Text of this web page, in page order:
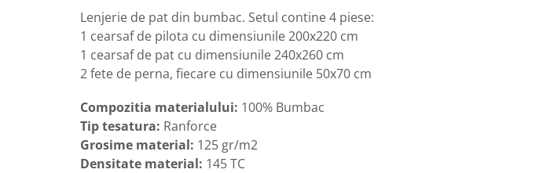
Lenjerie de pat din bumbac. Setul contine 4 piese:
1 cearsaf de pilota cu dimensiunile 200x220 cm
1 cearsaf de pat cu dimensiunile 240x260 cm
2 fete de perna, fiecare cu dimensiunile 50x70 cm
Compozitia materialului: 100% Bumbac
Tip tesatura: Ranforce
Grosime material: 125 gr/m2
Densitate material: 145 TC